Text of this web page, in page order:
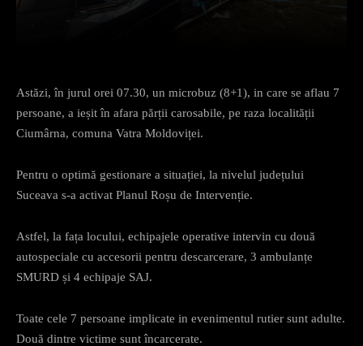
Astăzi, în jurul orei 07.30, un microbuz (8+1), in care se aflau 7
persoane, a ieșit în afara părții carosabile, pe raza localității
Ciumârna, comuna Vatra Moldoviței.
Pentru o optimă gestionare a situației, la nivelul județului
Suceava s-a activat Planul Roșu de Intervenție.
Astfel, la fața locului, echipajele operative intervin cu două
autospeciale cu accesorii pentru descarcerare, 3 ambulanțe
SMURD și 4 echipaje SAJ.
Toate cele 7 persoane implicate in evenimentul rutier sunt adulte.
Două dintre victime sunt încarcerate.